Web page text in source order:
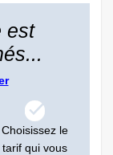
est
Choisissez le
tarif qui vous